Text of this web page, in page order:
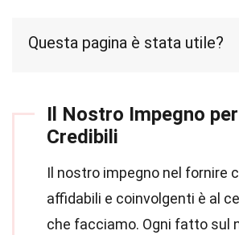
Questa pagina è stata utile?
Il Nostro Impegno
Credibili
Il nostro impegno nel fornire
affidabili e coinvolgenti è al
che facciamo. Ogni fatto sul